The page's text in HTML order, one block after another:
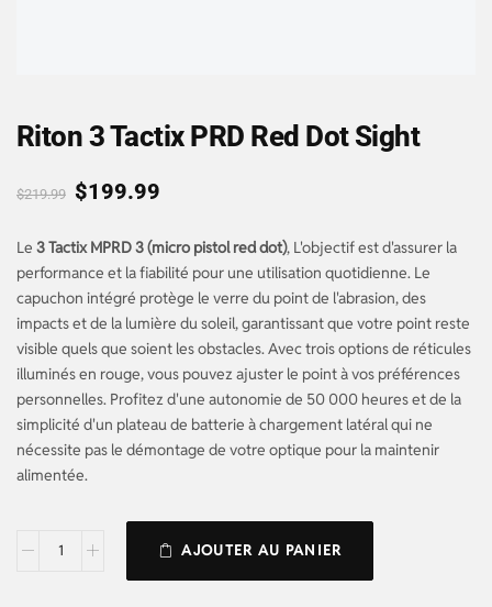
Riton 3 Tactix PRD Red Dot Sight
$219.99 $199.99
Le 3 Tactix MPRD 3 (micro pistol red dot), L'objectif est d'assurer la
performance et la fiabilité pour une utilisation quotidienne. Le
capuchon intégré protège le verre du point de l'abrasion, des
impacts et de la lumière du soleil, garantissant que votre point reste
visible quels que soient les obstacles. Avec trois options de réticules
illuminés en rouge, vous pouvez ajuster le point à vos préférences
personnelles. Profitez d'une autonomie de 50 000 heures et de la
simplicité d'un plateau de batterie à chargement latéral qui ne
nécessite pas le démontage de votre optique pour la maintenir
alimentée.
AJOUTER AU PANIER